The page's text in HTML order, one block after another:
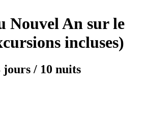
Nouvel An sur le
incluses)
jours / 10 nuits